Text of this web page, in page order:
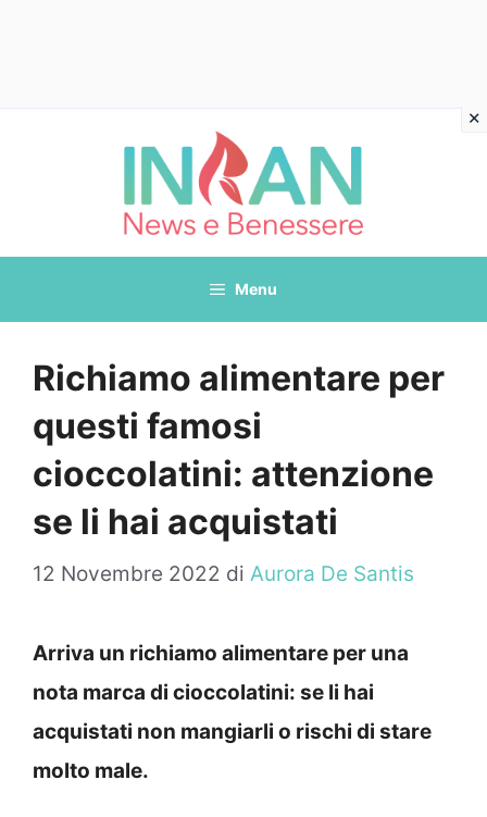
Menu
Richiamo alimentare per
questi famosi
cioccolatini: attenzione
se li hai acquistati
12 Novembre 2022 di Aurora De Santis
Arriva un richiamo alimentare per una
nota marca di cioccolatini: se li hai
acquistati non mangiarli o rischi di stare
molto male.